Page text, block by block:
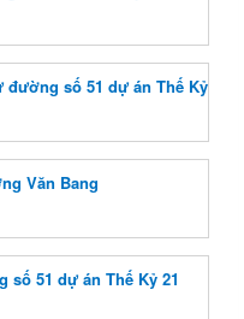
đường số 51 dự án Thế Kỷ
Văn Bang
số 51 dự án Thế Kỷ 21